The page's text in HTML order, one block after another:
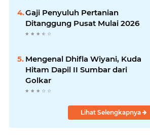
Gaji Penyuluh Pertanian
Ditanggung Pusat Mulai 2026
Mengenal Dhifla Wiyani, Kuda
Hitam Dapil II Sumbar dari
Golkar
Lihat Selengkapnya